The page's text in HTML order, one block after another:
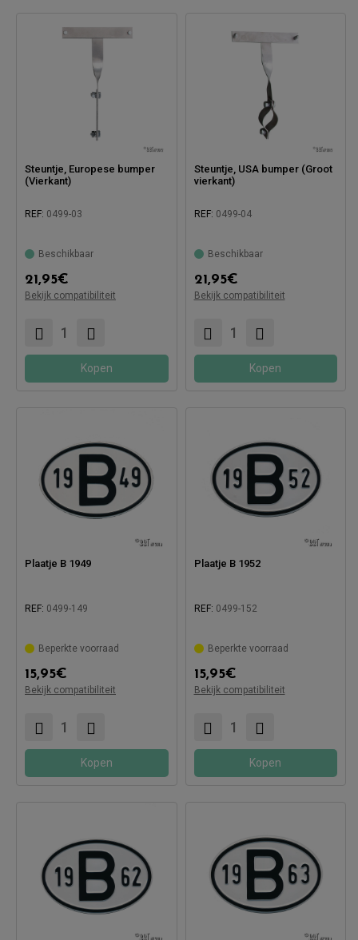
Steuntje, Europese bumper
(Vierkant)
REF: 0499-03
Beschikbaar
21,95€
Bekijk compatibiliteit
Kopen
Steuntje, USA bumper (Groot
vierkant)
REF: 0499-04
Beschikbaar
21,95€
Bekijk compatibiliteit
Kopen
Plaatje B 1949
REF: 0499-149
Beperkte voorraad
15,95€
Bekijk compatibiliteit
Compatibel met:
Kopen
Plaatje B 1952
REF: 0499-152
Beperkte voorraad
15,95€
Bekijk compatibiliteit
Compatibel met:
Kopen